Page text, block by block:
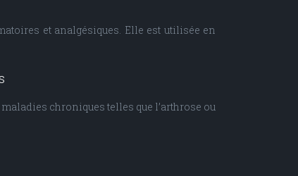
et analgésiques. Elle est utilisée en
chroniques telles que l’arthrose ou